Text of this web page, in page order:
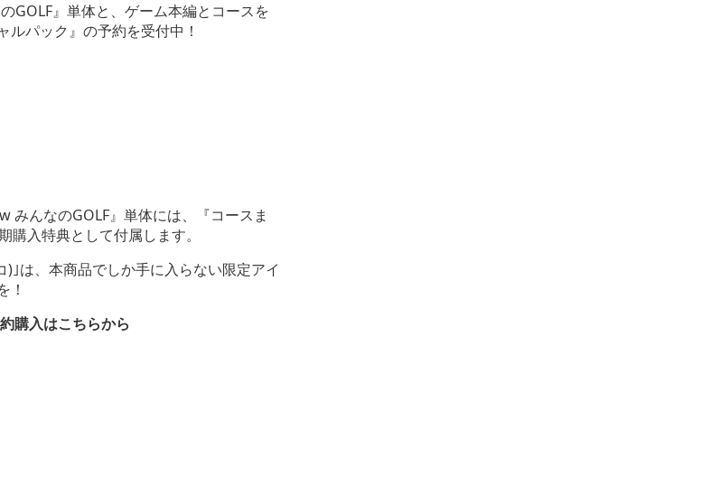
GOLF』単体と、ゲーム本編とコースを
パック』の予約を受付中！
みんなのGOLF』単体には、『コースま
入特典として付属します。
｣は、本商品でしか手に入らない限定アイ
！
購入はこちらから